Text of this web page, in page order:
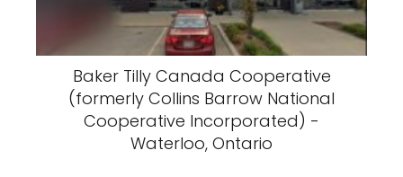
Baker Tilly Canada Cooperative
(formerly Collins Barrow National
Cooperative Incorporated) -
Waterloo, Ontario